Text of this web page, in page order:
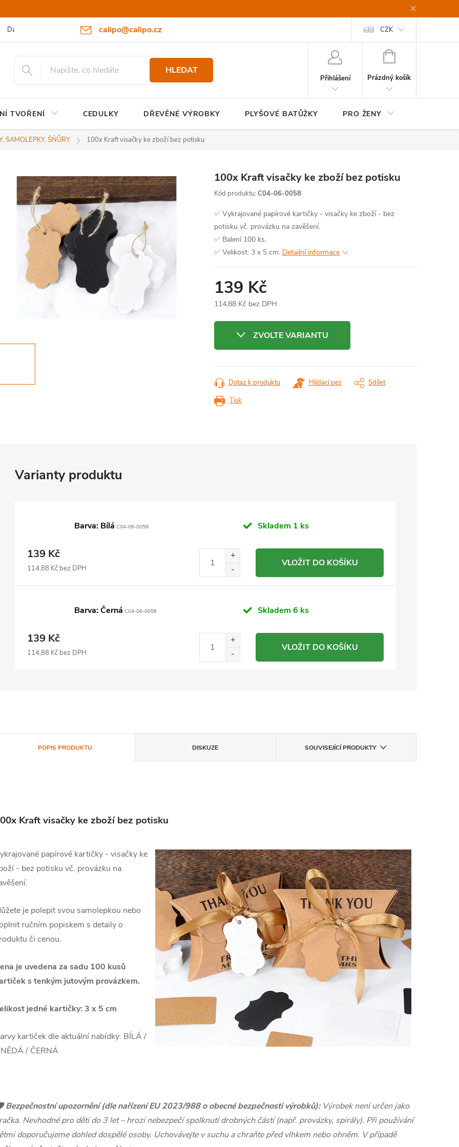
calipo@calipo.cz
Dárkové poukazy Hodnocení obchodu Moje objednávka CZK
HLEDAT
Přihlášení
NÁKUPNÍ
Prázdný košík
TVOŘENÍ CEDULKY DŘEVĚNÉ VÝROBKY PLYŠOVÉ BATŮŽKY PRO ŽENY
SAMOLEPKY, ŠŇŮRY 100x Kraft visačky ke zboží bez potisku
100x Kraft visačky ke zboží bez potisku
Kód produktu: C04-06-0058
✅ Vykrajované papírové kartičky - visačky ke zboží - bez
potisku vč. provázku na zavěšení.
✅ Balení 100 ks.
✅ Velikost: 3 x 5 cm. Detailní informace
139 Kč
114,88 Kč bez DPH
ZVOLTE VARIANTU
Tisk
Dotaz k produktu Hlídací pes Sdílet
Barva: Bílá C04-06-0058 Skladem 1 ks
139 Kč
114,88 Kč bez DPH VLOŽIT DO KOŠÍKU
Barva: Černá C04-06-0056 Skladem6 ks
139 Kč
114,88 Kč bez DPH VLOŽIT DO KOŠÍKU
POPIS PRODUKTU DISKUZE SOUVISEJÍCÍ PRODUKTY
Kraft visačky ke zboží bez potisku
papírové kartičky - visačky ke
- bez potisku vč. provázku na
je polepit svou samolepkou nebo
ručním popiskem s detaily o
či cenou.
je uvedena za sadu 100 kusů
s tenkým jutovým provázkem.
jedné kartičky: 3 x 5 cm
kartiček dle aktuální nabídky: BÍLÁ /
/ ČERNÁ
Bezpečnostní upozornění (dle nařízení EU 2023/988 o obecné bezpečnosti výrobků): Výrobek není určen jako
Nevhodné pro děti do 3 let – hrozí nebezpečí spolknutí drobných částí (např. provázky, spirály). Při používání
doporučujeme dohled dospělé osoby. Uchovávejte v suchu a chraňte před vlhkem nebo ohněm. V případě